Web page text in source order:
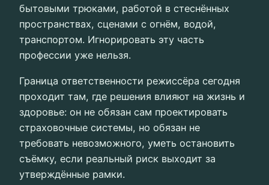
бытовыми трюками, работой в стеснённых
пространствах, сценами с огнём, водой,
транспортом. Игнорировать эту часть
профессии уже нельзя.
Граница ответственности режиссёра сегодня
проходит там, где решения влияют на жизнь и
здоровье: он не обязан сам проектировать
страховочные системы, но обязан не
требовать невозможного, уметь остановить
съёмку, если реальный риск выходит за
утверждённые рамки.